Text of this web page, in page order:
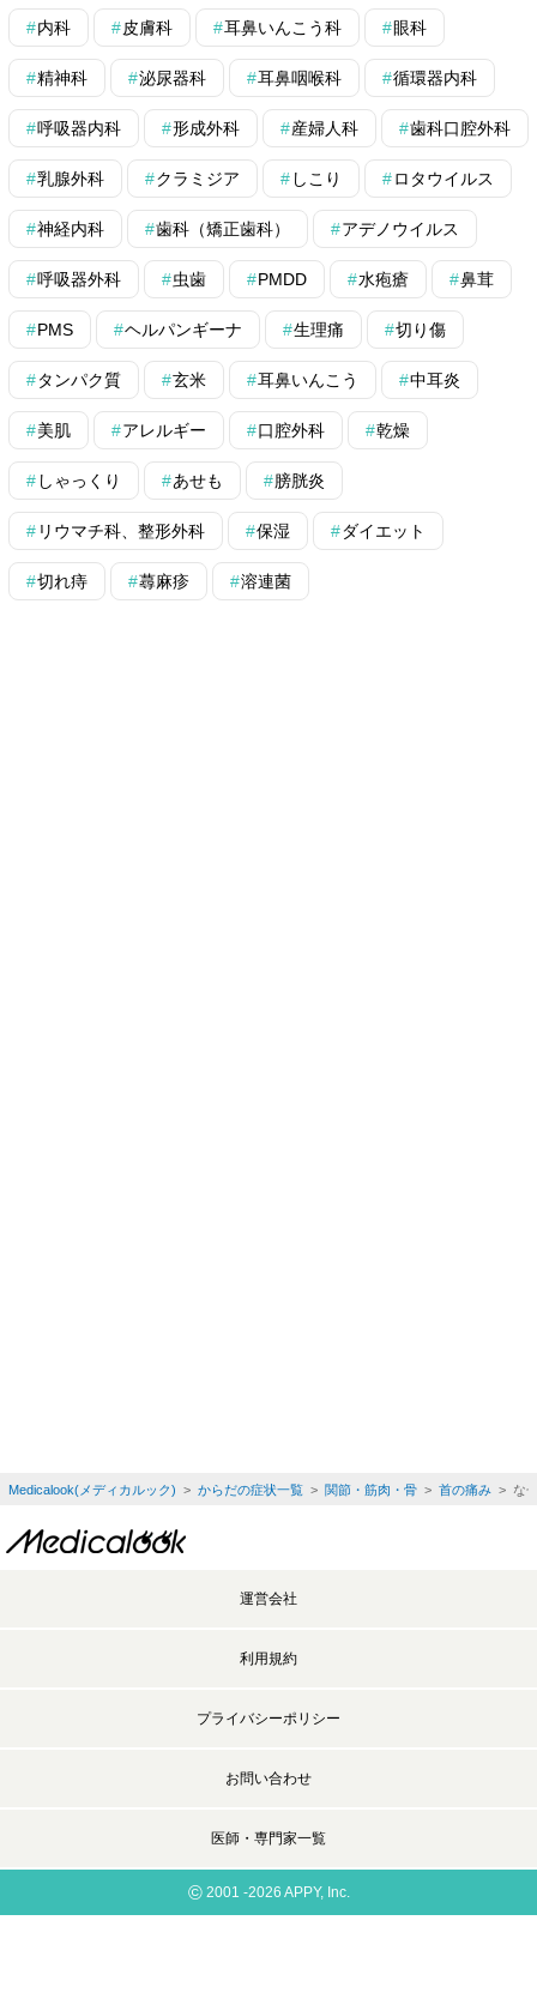
内科 皮膚科 耳鼻いんこう科 眼科
精神科 泌尿器科 耳鼻咽喉科 循環器内科
呼吸器内科 形成外科 産婦人科 歯科口腔外科
乳腺外科 クラミジア しこり ロタウイルス
神経内科 歯科（矯正歯科） アデノウイルス
呼吸器外科 虫歯 PMDD 水疱瘡 鼻茸
PMS ヘルパンギーナ 生理痛 切り傷
タンパク質 玄米 耳鼻いんこう 中耳炎
美肌 アレルギー 口腔外科 乾燥
しゃっくり あせも 膀胱炎
リウマチ科、整形外科 保湿 ダイエット
切れ痔 蕁麻疹 溶連菌
Medicalook(メディカルック) > からだの症状一覧> 関節・筋肉・骨> 首の痛み> なぜ
運営会社
利用規約
プライバシーポリシー
お問い合わせ
医師・専門家一覧
©2001 -2026 APPY, Inc.